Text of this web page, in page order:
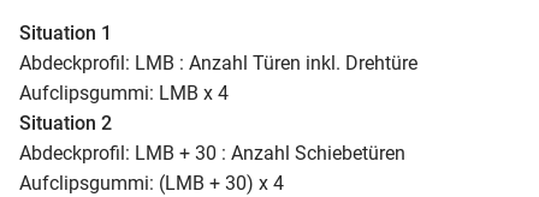
Situation 1
Abdeckprofil: LMB : Anzahl Türen inkl. Drehtüre
Aufclipsgummi: LMB x 4
Situation 2
Abdeckprofil: LMB + 30 : Anzahl Schiebetüren
Aufclipsgummi: (LMB + 30) x 4